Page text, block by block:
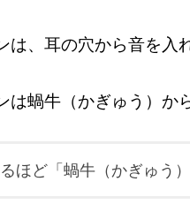
は、耳の穴から音を入
は蝸牛（かぎゅう）か
ほど「蝸牛（かぎゅう）